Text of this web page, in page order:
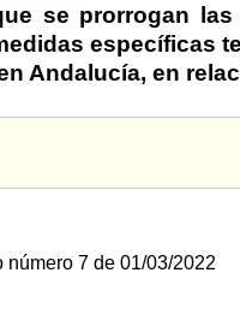
se prorrogan
específicas
Andalucía, en
7 de 01/03/2022